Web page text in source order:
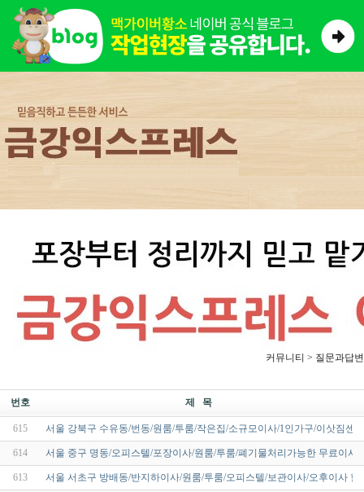
커뮤니티 > 질문과답변
번호 제 목
615 서울 강북구 수유동/번동/원룸/투룸/작은집/소규모이사/1인가구/이삿짐센
614 서울 중구 명동/오피스텔/포장이사/원룸/투룸/폐기물처리가능한 무료이
613 서울 서초구 방배동/반지하이사/원룸/투룸/오피스텔/보관이사/오후이사